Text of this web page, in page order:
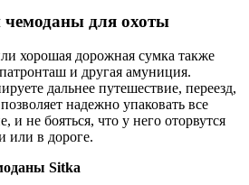
для охоты
хорошая дорожная сумка также
и другая амуниция.
дальнее путешествие, переезд,
надежно упаковать все
и не бояться, что у него оторвутся
или в дороге.
Sitka